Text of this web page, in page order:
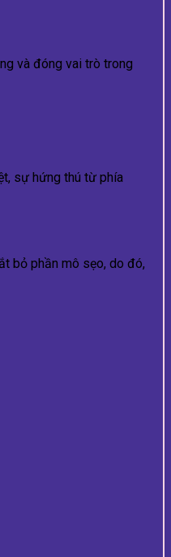
và đóng vai trò trong
sự hứng thú từ phía
bỏ phần mô sẹo, do đó,